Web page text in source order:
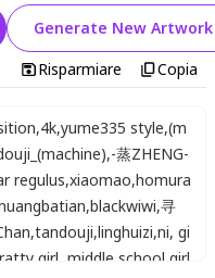
Generate New Artwork
Risparmiare Copia
,4k,yume335 style,(m
,-蒸ZHENG-
regulus,xiaomao,homura
,blackwiwi,寻
,tandouji,linghuizi,ni, gi
girl middle school girl